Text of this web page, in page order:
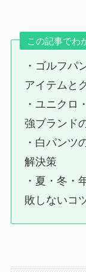
この記事でわ
・ゴルフパ
アイテムと
・ユニクロ
強ブランド
・白パンツ
解決策
・夏・冬・
敗しないコ